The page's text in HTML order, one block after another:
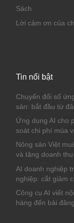
Sách
Lời cảm ơn của
Tin nổi bật
Chuyển đổi số
sản: bắt đầu từ
Ứng dụng AI cho
soát chi phí mùa
Nông sản Việt
và tăng doanh
AI doanh nghiệp
nghiệp: cắt giảm
Công cụ AI viết
hàng đến bài